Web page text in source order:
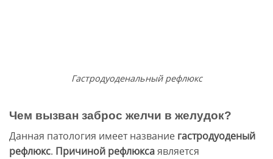
Гастродуоденальный рефлюкс
Чем вызван заброс желчи в желудок?
Данная патология имеет название гастродуоденый
рефлюкс. Причиной рефлюксаявляется